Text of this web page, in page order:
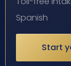
Spanish
Start